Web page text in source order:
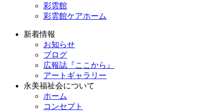
彩雲館
彩雲館ケアホーム
新着情報
お知らせ
ブログ
広報誌『ここから』
アートギャラリー
永美福祉会について
ホーム
コンセプト